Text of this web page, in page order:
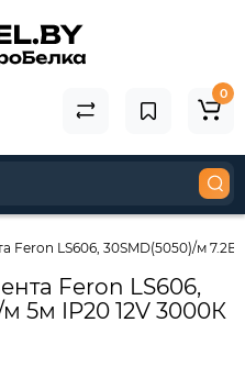
0
Feron LS606, 30SMD(5050)/м
Feron LS606,
5м IP20 12V 3000К